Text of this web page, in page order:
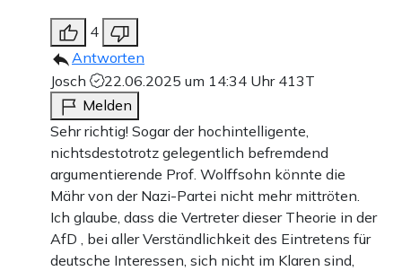
4
Antworten
Josch
22.06.2025 um 14:34 Uhr 413T
Melden
Sehr richtig! Sogar der hochintelligente,
nichtsdestotrotz gelegentlich befremdend
argumentierende Prof. Wolffsohn könnte die
Mähr von der Nazi-Partei nicht mehr mittröten.
Ich glaube, dass die Vertreter dieser Theorie in der
AfD , bei aller Verständlichkeit des Eintretens für
deutsche Interessen, sich nicht im Klaren sind,